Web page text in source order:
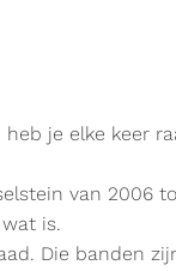
je elke keer
van 2006
is.
Die banden